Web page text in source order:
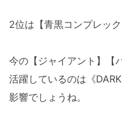
2位は【青黒コンプレック
今の【ジャイアント】【
活躍しているのは《
影響でしょうね。